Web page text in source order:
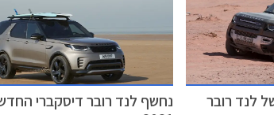
לנד רובר
נחשף לנד רובר דיסקברי